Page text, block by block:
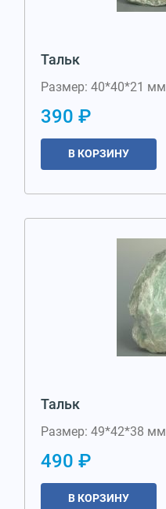
Тальк
Размер: 40*40*21 мм
390 ₽
В КОРЗИНУ
Тальк
Размер: 49*42*38 мм
490 ₽
В КОРЗИНУ